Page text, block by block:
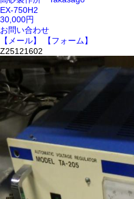
EX-750H2
30,000円
お問い合わせ
【メール】
【フォーム】
Z25121602